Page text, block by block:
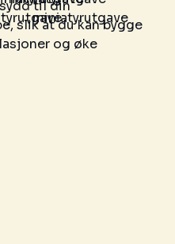
til din
slik at du kan bygge
og øke